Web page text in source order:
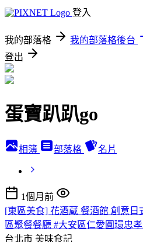
登入
我的部落格 我的部落格後台
登出
蛋寶趴趴go
相簿 部落格 名片
1個月前
[東區美食] 花酒蔵 餐酒館 創意日
區聚餐餐廳 #大安區仁愛圓環忠
台北市 美味食記